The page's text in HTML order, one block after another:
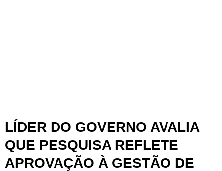
LÍDER DO GOVERNO AVALIA
QUE PESQUISA REFLETE
APROVAÇÃO À GESTÃO DE